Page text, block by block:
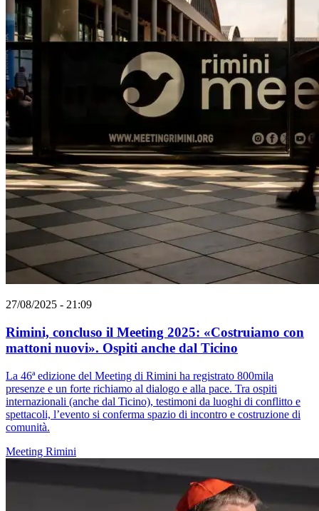
27/08/2025 - 21:09
Rimini, concluso il Meeting 2025: «Costruiamo con
mattoni nuovi». Ospiti anche dal Ticino
La 46ª edizione del Meeting di Rimini ha registrato 800mila
presenze e un forte richiamo al dialogo e alla pace. Tra ospiti
internazionali (anche dal Ticino), testimoni da luoghi di conflitto e
spettacoli, l’evento si conferma spazio di incontro e costruzione di
comunità.
Meeting Rimini